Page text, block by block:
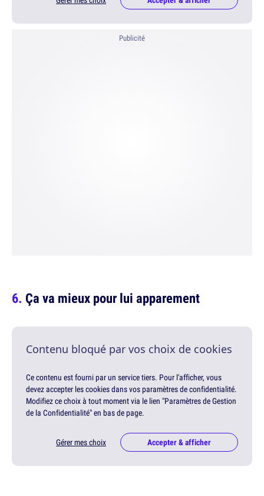
Publicité
Ça va mieux pour lui apparement
Contenu bloqué par vos choix de cookies
Ce contenu est fourni par un service tiers. Pour l'afficher, vous
devez accepter les cookies dans vos paramètres de confidentialité.
Modifiez ce choix à tout moment via le lien "Paramètres de Gestion
de la Confidentialité" en bas de page.
Gérer mes choix Accepter & afficher